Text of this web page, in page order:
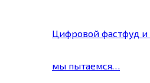
Цифровой фастфуд и
мы пытаемся…